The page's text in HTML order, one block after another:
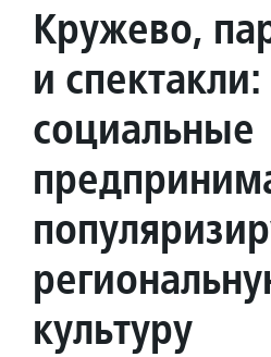
Кружево,
и
социальные
культуру